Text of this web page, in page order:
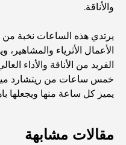
والأناقة.
يرتدي هذه الساعات نخبة من
الأعمال الأثرياء والمشاهير،
الفريد من الأناقة والأداء
خمس ساعات من ريتشارد
يميز كل ساعة منها ويجعلها
مقالات مشابهة